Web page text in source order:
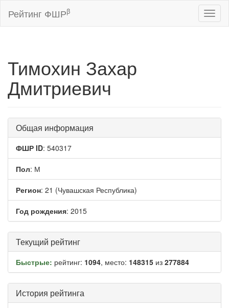
Рейтинг ФШРβ
Тимохин Захар
Дмитриевич
Общая информация
ФШР ID: 540317
Пол: М
Регион: 21 (Чувашская Республика)
Год рождения: 2015
Текущий рейтинг
Быстрые: рейтинг: 1094, место: 148315 из 277884
История рейтинга